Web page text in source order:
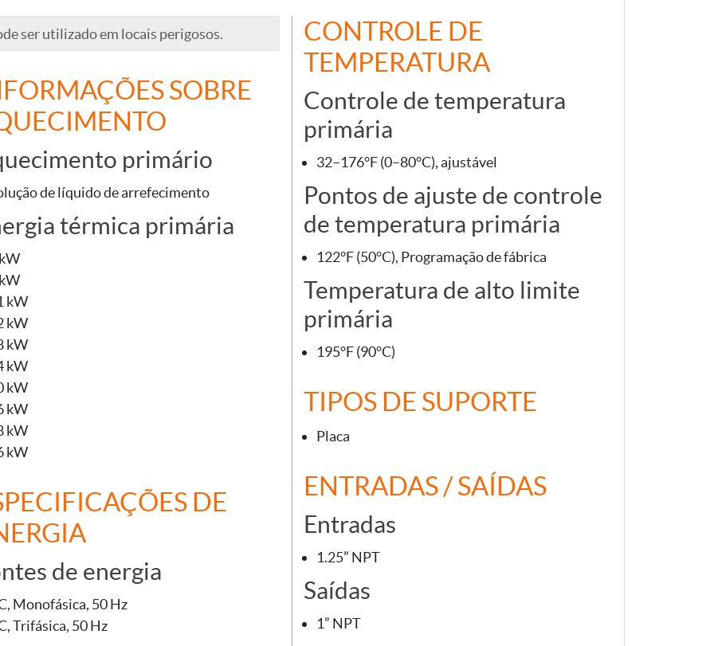
ser utilizado em locais perigosos.
SOBRE
primário
de líquido de arrefecimento
térmica primária
kW
kW
kW
kW
kW
kW
kW
kW
DE
de energia
Monofásica, 50 Hz
Trifásica, 50 Hz
CONTROLE DE
TEMPERATURA
Controle de temperatura
primária
32–176°F (0–80°C), ajustável
Pontos de ajuste de controle
de temperatura primária
122°F (50°C), Programação de fábrica
Temperatura de alto limite
primária
195°F (90°C)
TIPOS DE SUPORTE
Placa
ENTRADAS / SAÍDAS
Entradas
1.25” NPT
Saídas
1” NPT